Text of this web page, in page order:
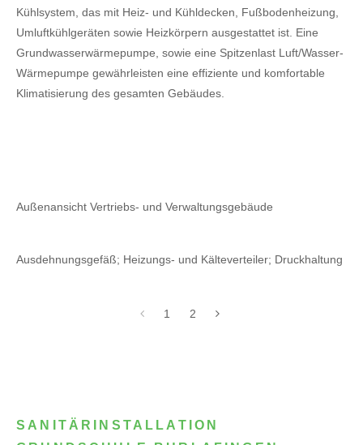
Kühlsystem, das mit Heiz- und Kühldecken, Fußbodenheizung,
Umluftkühlgeräten sowie Heizkörpern ausgestattet ist. Eine
Grundwasserwärmepumpe, sowie eine Spitzenlast Luft/Wasser-
Wärmepumpe gewährleisten eine effiziente und komfortable
Klimatisierung des gesamten Gebäudes.
Außenansicht Vertriebs- und Verwaltungsgebäude
Ausdehnungsgefäß; Heizungs- und Kälteverteiler; Druckhaltung
1 2
SANITÄRINSTALLATION